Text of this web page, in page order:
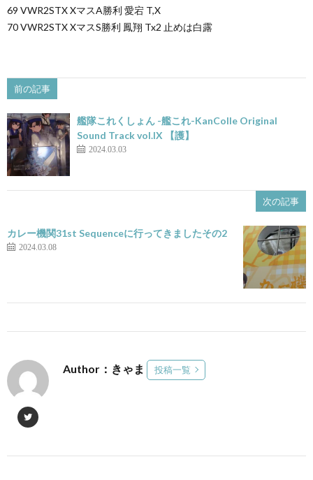
69 VWR2STX XマスA勝利 愛宕 T,X
70 VWR2STX XマスS勝利 鳳翔 Tx2 止めは白露
前の記事
艦隊これくしょん -艦これ-KanColle Original
Sound Track vol.IX 【護】
2024.03.03
次の記事
カレー機関31st Sequenceに行ってきましたその2
2024.03.08
Author：きゃま 投稿一覧